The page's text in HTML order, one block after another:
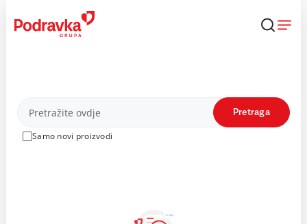
content
Proizvodi
Samo novi proizvodi
Pretraga